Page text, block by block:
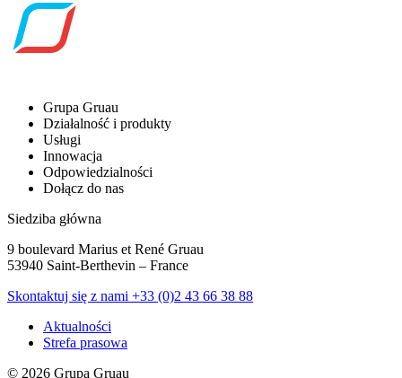
Grupa Gruau
Działalność i produkty
Usługi
Innowacja
Odpowiedzialności
Dołącz do nas
Siedziba główna
9 boulevard Marius et René Gruau
53940 Saint-Berthevin – France
Skontaktuj się z nami +33 (0)2 43 66 38 88
Aktualności
Strefa prasowa
© 2026 Grupa Gruau